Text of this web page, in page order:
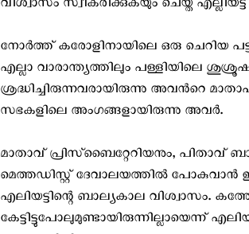
വിശ്വാസം സ്വീകരിക്കുകയും ചെയ്ത
നോര്‍ത്ത് കരോളിനായിലെ ഒരു ചെറിയ
എല്ലാ വാരാന്ത്യത്തിലും പള്ളിയിലെ
ശ്രദ്ധിച്ചിരുന്നവരായിരുന്നു അവന്‍റെ
സഭകളിലെ അംഗങ്ങളായിരുന്നു അവര്‍.
മാതാവ് പ്രിസ്ബൈറ്റേറിയനും, പിതാവ്
മെത്തഡിസ്റ്റ് ദേവാലയത്തില്‍ പോകുവാന്‍
എലിയട്ടിന്റെ ബാല്യകാല വിശ്വാസം.
കേട്ടിട്ടുപോലുമുണ്ടായിരുന്നില്ലായെന്ന്